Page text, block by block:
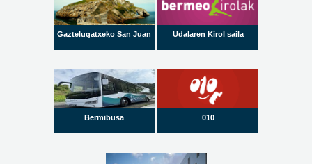
Gaztelugatxeko San Juan Udalaren Kirol saila
Bermibusa 010